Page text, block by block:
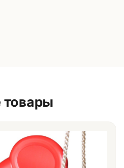
товары